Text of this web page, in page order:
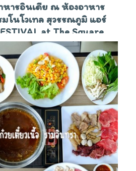
หารอินเดีย ณ ห้องอาหาร
มโนโวเทล สุวรรณภูมิ แอร์
at The Square
Airport Hotel)